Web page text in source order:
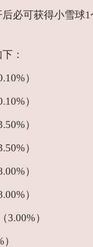
可获得小雪球1
：
）
）
）
）
）
）
）